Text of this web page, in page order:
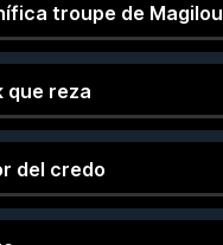
troupe de Magilou
que reza
del credo